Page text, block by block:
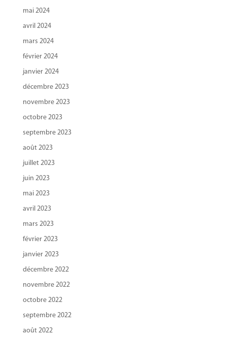
mai 2024
avril 2024
mars 2024
février 2024
janvier 2024
décembre 2023
novembre 2023
octobre 2023
septembre 2023
août 2023
juillet 2023
juin 2023
mai 2023
avril 2023
mars 2023
février 2023
janvier 2023
décembre 2022
novembre 2022
octobre 2022
septembre 2022
août 2022